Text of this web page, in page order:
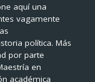
aquí una
vagamente
política. Más
por parte
en
académica